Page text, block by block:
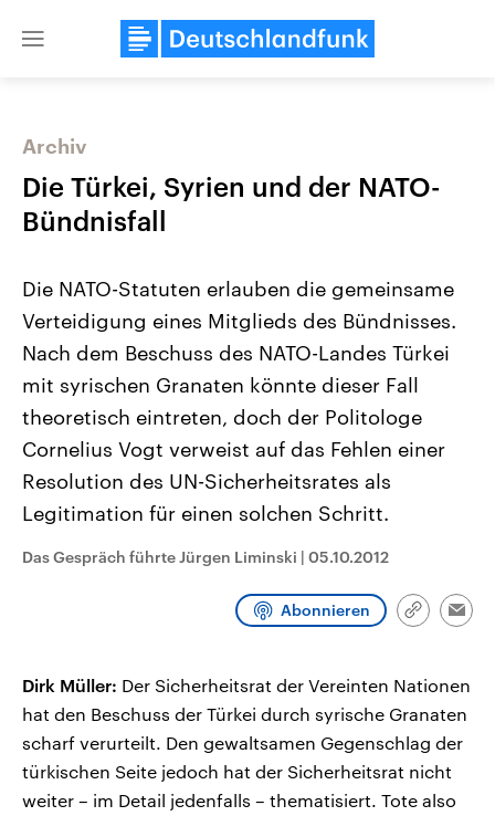
Close
Landtagswahl Sachsen-Anhalt
Alle Informationen
Sachsen-Anhalt wählt am 6.
September 2026 einen neuen
Landtag. Seit 2021 wird das
Bundesland von einer Koalition aus
CDU, SPD und FDP regiert.-
Umfragen, Prognosen,
und Hintergründe zu den Parteien
USA
Hintergründe
Wirtschaftlich und
gehören die Vereinigten
den mächtigsten Ländern
mit großem Einfluss auf
aktuelle Weltgeschehen.
Sendungen Programm Podcasts
Archiv
Die Türkei, Syrien und der NATO-
Bündnisfall
Die NATO-Statuten erlauben die gemeinsame
Verteidigung eines Mitglieds des Bündnisses.
Nach dem Beschuss des NATO-Landes Türkei
mit syrischen Granaten könnte dieser Fall
theoretisch eintreten, doch der Politologe
Cornelius Vogt verweist auf das Fehlen einer
Resolution des UN-Sicherheitsrates als
Legitimation für einen solchen Schritt.
Das Gespräch führte Jürgen Liminski | 05.10.2012
Abonnieren
Link
Dirk Müller: Der Sicherheitsrat der Vereinten Nationen
hat den Beschuss der Türkei durch syrische Granaten
scharf verurteilt. Den gewaltsamen Gegenschlag der
türkischen Seite jedoch hat der Sicherheitsrat nicht
weiter – im Detail jedenfalls – thematisiert. Tote also